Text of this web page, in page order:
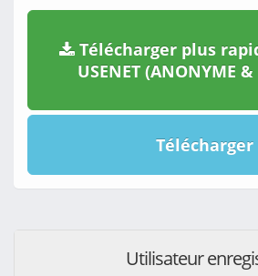
Télécharger plus
USENET (ANONYME
Télécharger
Utilisateur